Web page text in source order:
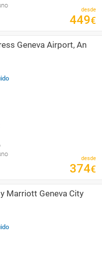
desde
449€
Geneva Airport, An
desde
374€
Marriott Geneva City